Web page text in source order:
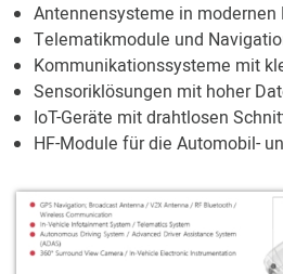
Antennensysteme in modernen
Telematikmodule und
Kommunikationssysteme mit
Sensoriklösungen mit hoher
IoT-Geräte mit drahtlosen
HF-Module für die Automobil-